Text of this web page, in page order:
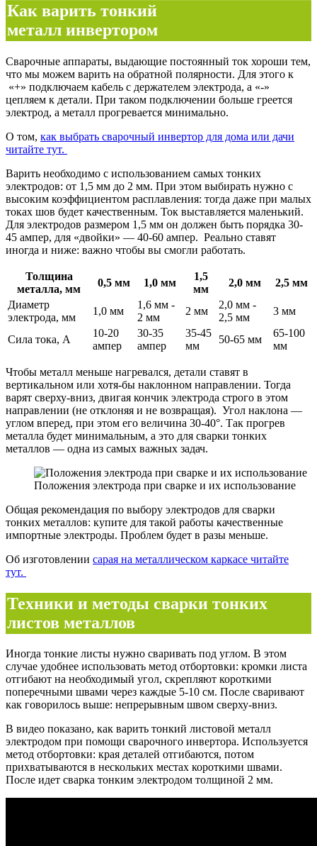
Как варить тонкий
металл инвертором
Сварочные аппараты, выдающие постоянный ток хороши тем,
что мы можем варить на обратной полярности. Для этого к
«+» подключаем кабель с держателем электрода, а «-»
цепляем к детали. При таком подключении больше греется
электрод, а металл прогревается минимально.
О том, как выбрать сварочный инвертор для дома или дачи
читайте тут.
Варить необходимо с использованием самых тонких
электродов: от 1,5 мм до 2 мм. При этом выбирать нужно с
высоким коэффициентом расплавления: тогда даже при малых
токах шов будет качественным. Ток выставляется маленький.
Для электродов размером 1,5 мм он должен быть порядка 30-
45 ампер, для «двойки» — 40-60 ампер. Реально ставят
иногда и ниже: важно чтобы вы смогли работать.
Толщина
металла, мм
0,5 мм 1,0 мм
1,5
мм
2,0 мм
2,5 мм
Диаметр
электрода, мм
1,0 мм
1,6 мм -
2 мм
2 мм
2,0 мм -
2,5 мм
3 мм
Сила тока, А
10-20
ампер
30-35
ампер
35-45
мм
50-65 мм
65-100
мм
Чтобы металл меньше нагревался, детали ставят в
вертикальном или хотя-бы наклонном направлении. Тогда
варят сверху-вниз, двигая кончик электрода строго в этом
направлении (не отклоняя и не возвращая). Угол наклона —
углом вперед, при этом его величина 30-40°. Так прогрев
металла будет минимальным, а это для сварки тонких
металлов — одна из самых важных задач.
Положения электрода при сварке и их использование
Общая рекомендация по выбору электродов для сварки
тонких металлов: купите для такой работы качественные
импортные электроды. Проблем будет в разы меньше.
Об изготовлении сарая на металлическом каркасе читайте
тут.
Техники и методы сварки тонких
листов металлов
Иногда тонкие листы нужно сваривать под углом. В этом
случае удобнее использовать метод отбортовки: кромки листа
отгибают на необходимый угол, скрепляют короткими
поперечными швами через каждые 5-10 см. После сваривают
как говорилось выше: непрерывным швом сверху-вниз.
В видео показано, как варить тонкий листовой металл
электродом при помощи сварочного инвертора. Используется
метод отбортовки: края деталей отгибаются, потом
прихватываются в нескольких местах короткими швами.
После идет сварка тонким электродом толщиной 2 мм.